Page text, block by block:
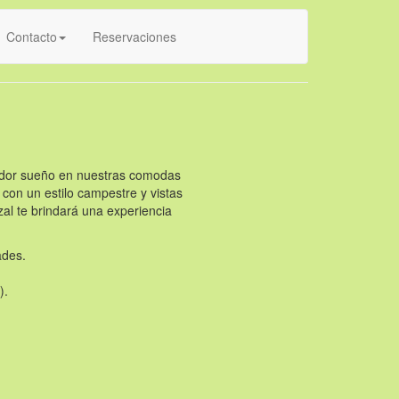
Contacto Reservaciones
sueño en nuestras comodas
un estilo campestre y vistas
te brindará una experiencia